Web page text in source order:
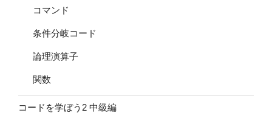
コマンド
条件分岐コード
論理演算子
関数
コードを学ぼう2 中級編